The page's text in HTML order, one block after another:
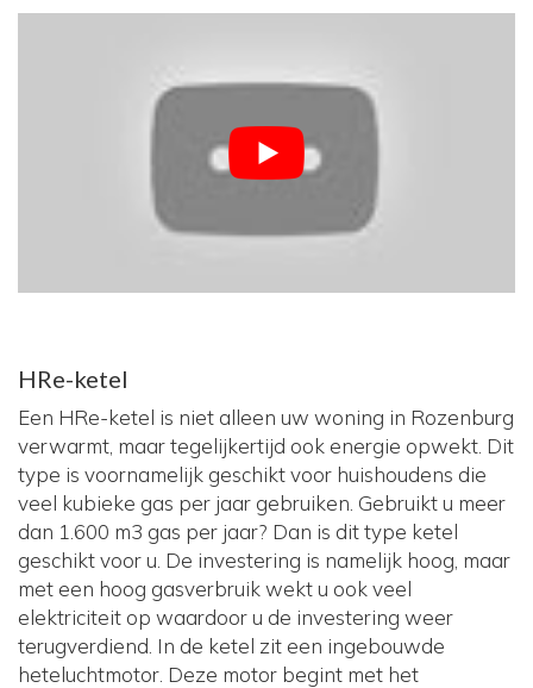
HRe-ketel
Een HRe-ketel is niet alleen uw woning in Rozenburg
verwarmt, maar tegelijkertijd ook energie opwekt. Dit
type is voornamelijk geschikt voor huishoudens die
veel kubieke gas per jaar gebruiken. Gebruikt u meer
dan 1.600 m3 gas per jaar? Dan is dit type ketel
geschikt voor u. De investering is namelijk hoog, maar
met een hoog gasverbruik wekt u ook veel
elektriciteit op waardoor u de investering weer
terugverdiend. In de ketel zit een ingebouwde
heteluchtmotor. Deze motor begint met het